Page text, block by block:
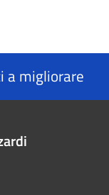
a migliorare